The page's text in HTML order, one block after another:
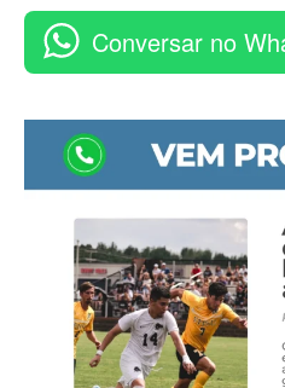
Conversar no